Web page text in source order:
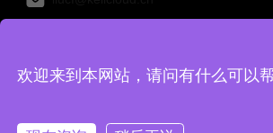
MES管理系统 设备管理系统 透明工厂
仓储管理系统
欢迎来到本网站，请问有什么可以